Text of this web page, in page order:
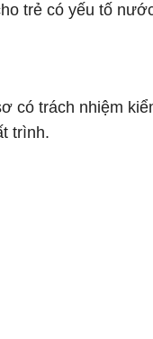
trẻ có yếu tố
có trách nhiệm
trình.